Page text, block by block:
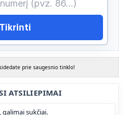
Tikrinti
prie saugesnio tinklo!
ATSILIEPIMAI
galimai sukčiai.